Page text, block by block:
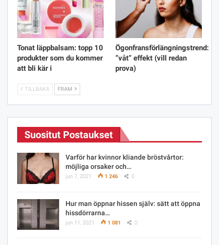
Tonat läppbalsam: topp 10
produkter som du kommer
att bli kär i
Ögonfransförlängningstrend:
”våt” effekt (vill redan
prova)
TILLBAKA FRAM
Suositut Postaukset
Varför har kvinnor kliande bröstvårtor:
möjliga orsaker och…
jun 7, 2021 1 246 0
Hur man öppnar hissen själv: sätt att öppna
hissdörrarna…
jun 11, 2021 1 081 0